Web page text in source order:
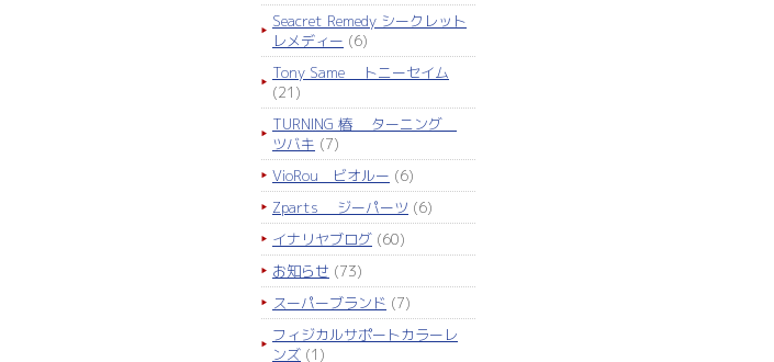
Seacret Remedy シークレット
レメディー (6)
Tony Same トニーセイム
(21)
TURNING 椿 ターニング
ツバキ (7)
VioRou ビオルー (6)
Zparts ジーパーツ (6)
イナリヤブログ (60)
お知らせ (73)
スーパーブランド (7)
フィジカルサポートカラーレ
ンズ (1)